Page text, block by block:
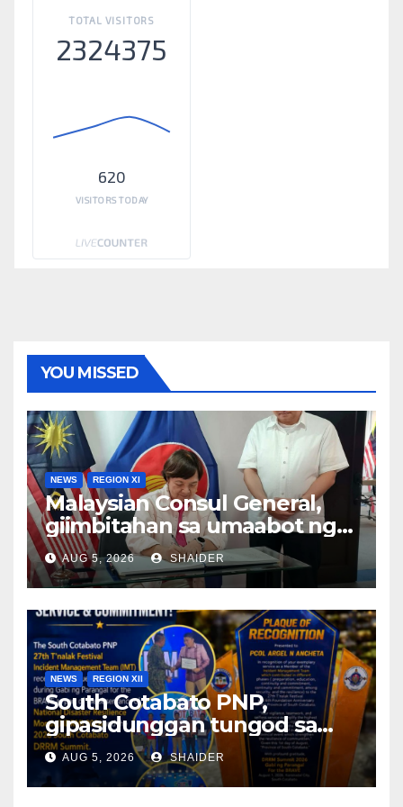
TOTAL VISITORS
2324375
620
VISITORS TODAY
YOU MISSED
NEWS REGION XI
Malaysian Consul General,
giimbitahan sa umaabot nga
Durian Festival;
pagtinabangay sa
Agrikultura, gihisgutan
AUG 5, 2026 SHAIDER
NEWS REGION XII
South Cotabato PNP,
gipasidunggan tungod sa
malampusong seguridad sa
27th T’nalak Festival
AUG 5, 2026 SHAIDER